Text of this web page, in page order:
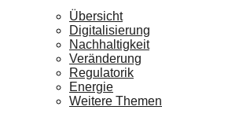
Übersicht
Digitalisierung
Nachhaltigkeit
Veränderung
Regulatorik
Energie
Weitere Themen